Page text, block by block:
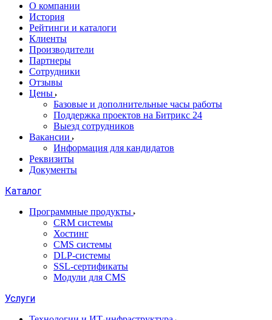
О компании
История
Рейтинги и каталоги
Клиенты
Производители
Партнеры
Сотрудники
Отзывы
Цены
Базовые и дополнительные часы работы
Поддержка проектов на Битрикс 24
Выезд сотрудников
Вакансии
Информация для кандидатов
Реквизиты
Документы
Каталог
Программные продукты
CRM системы
Хостинг
CMS системы
DLP‑системы
SSL-сертификаты
Модули для CMS
Услуги